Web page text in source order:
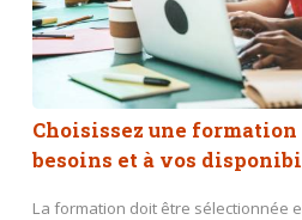
Choisissez une formation
besoins et à vos
La formation doit être sélectionnée